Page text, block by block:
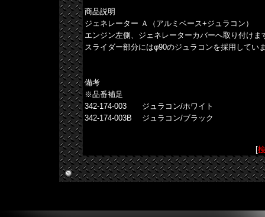
商品説明
ジェネレーター Ａ（アルミベース+ジュラコン）
エンジン左側、ジェネレーターカバーへ取り付けま
スライダー部分にはφ90のジュラコンを採用してい
備考
※品番補足
342-174-003 ジュラコン/ホワイト
342-174-003B ジュラコン/ブラック
[